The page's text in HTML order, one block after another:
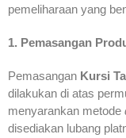
pemeliharaan yang
1. Pemasangan
Pemasangan Kursi
dilakukan di atas
menyarankan metode
disediakan lubang